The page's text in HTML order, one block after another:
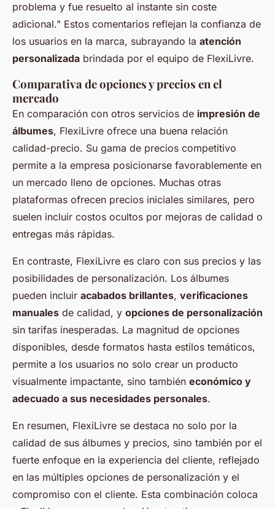
problema y fue resuelto al instante sin coste
adicional." Estos comentarios reflejan la confianza de
los usuarios en la marca, subrayando la atención
personalizada brindada por el equipo de FlexiLivre.
Comparativa de opciones y precios en el
mercado
En comparación con otros servicios de impresión de
álbumes, FlexiLivre ofrece una buena relación
calidad-precio. Su gama de precios competitivo
permite a la empresa posicionarse favorablemente en
un mercado lleno de opciones. Muchas otras
plataformas ofrecen precios iniciales similares, pero
suelen incluir costos ocultos por mejoras de calidad o
entregas más rápidas.
En contraste, FlexiLivre es claro con sus precios y las
posibilidades de personalización. Los álbumes
pueden incluir acabados brillantes, verificaciones
manuales de calidad, y opciones de personalización
sin tarifas inesperadas. La magnitud de opciones
disponibles, desde formatos hasta estilos temáticos,
permite a los usuarios no solo crear un producto
visualmente impactante, sino también económico y
adecuado a sus necesidades personales.
En resumen, FlexiLivre se destaca no solo por la
calidad de sus álbumes y precios, sino también por el
fuerte enfoque en la experiencia del cliente, reflejado
en las múltiples opciones de personalización y el
compromiso con el cliente. Esta combinación coloca